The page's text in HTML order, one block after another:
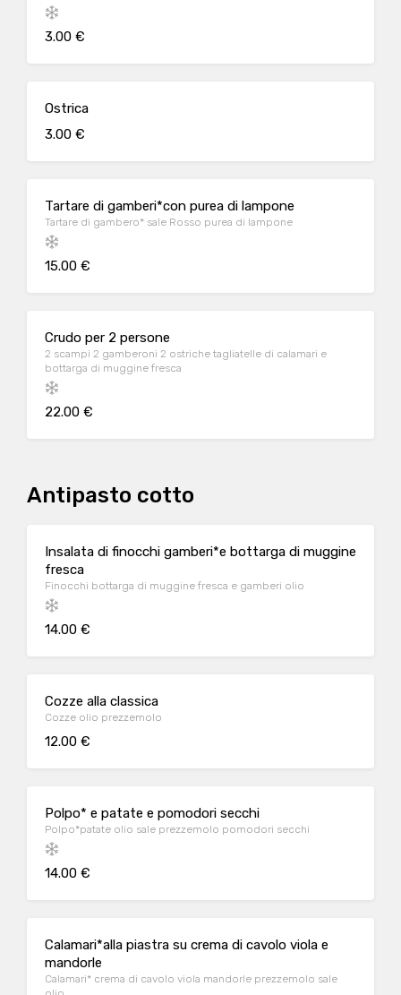
3.00 €
Ostrica
3.00 €
Tartare di gamberi*con purea di lampone
Tartare di gambero* sale Rosso purea di lampone
15.00 €
Crudo per 2 persone
2 scampi 2 gamberoni 2 ostriche tagliatelle di calamari e
bottarga di muggine fresca
22.00 €
Antipasto cotto
Insalata di finocchi gamberi*e bottarga di muggine
fresca
Finocchi bottarga di muggine fresca e gamberi olio
14.00 €
Cozze alla classica
Cozze olio prezzemolo
12.00 €
Polpo* e patate e pomodori secchi
Polpo*patate olio sale prezzemolo pomodori secchi
14.00 €
Calamari*alla piastra su crema di cavolo viola e
mandorle
Calamari* crema di cavolo viola mandorle prezzemolo sale